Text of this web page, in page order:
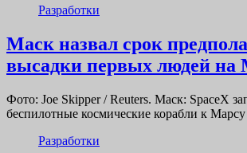
Разработки
Маск назвал срок
высадки первых людей на
Фото: Joe Skipper / Reuters. Маск: SpaceX
беспилотные космические корабли к
Разработки